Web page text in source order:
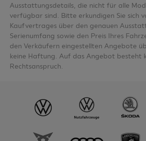
Ausstattungsdetails, die nicht für alle
verfügbar sind. Bitte erkundigen Sie sich
Kaufvertrages über den genauen
Serienumfang sowie den Preis Ihres
den Verkäufern eingestellten Angebote
keine Haftung. Auf das Angebot besteht
Rechtsanspruch.